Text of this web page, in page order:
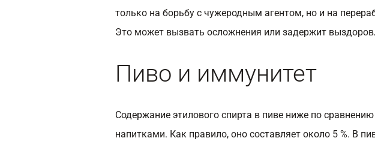
только на борьбу с чужеродным агентом, но и на
Это может вызвать осложнения или задержит
Пиво и иммунитет
Содержание этилового спирта в пиве ниже по
напитками. Как правило, оно составляет около 5 %. В